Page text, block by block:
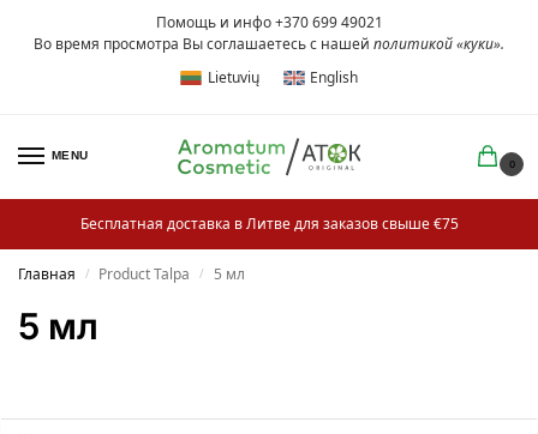
Помощь и инфо +370 699 49021
Во время просмотра Вы соглашаетесь с нашей политикой «куки».
Lietuvių
English
MENU
0
Бесплатная доставка в Литве для заказов свыше €75
Главная / Product Talpa / 5 мл
5 мл